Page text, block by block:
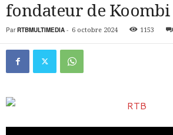
fondateur de
Par RTBMULTIMEDIA - 6 octobre 2024 1153